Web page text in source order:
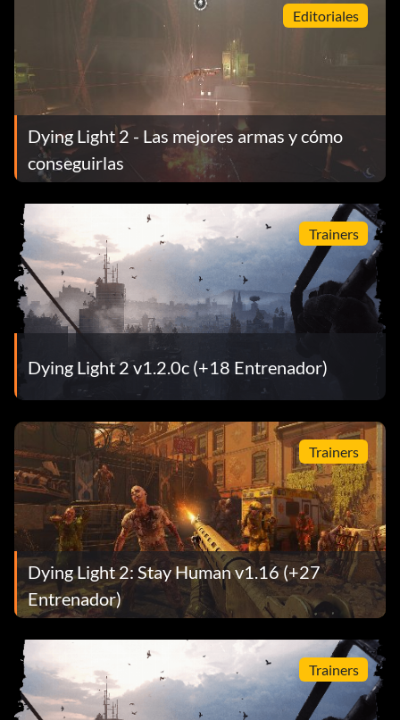
Editoriales
Dying Light 2 - Las mejores armas y cómo
conseguirlas
Trainers
Dying Light 2 v1.2.0c (+18 Entrenador)
Trainers
Dying Light 2: Stay Human v1.16 (+27
Entrenador)
Trainers